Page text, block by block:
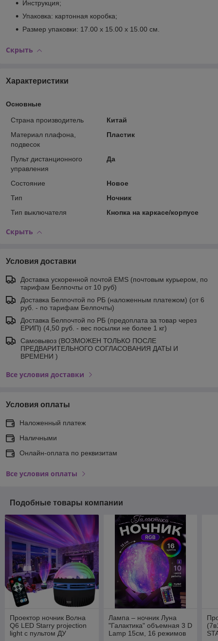
Инструкция;
Упаковка: картонная коробка;
Размер упаковки: 17.00 х 15.00 х 15.00 см.
Скрыть
Характеристики
Основные
Страна производитель
Китай
Материал плафона,
подвесок
Пластик
Пульт дистанционного
управления
Да
Состояние
Новое
Тип
Ночник
Тип выключателя
Кнопка на каркасе/корпусе
Скрыть
Условия доставки
Доставка ускоренной почтой EMS (почтовым курьером, по
тарифам Белпочты от 10 руб)
Доставка Белпочтой по РБ (наложенным платежом) (от 6
руб. - по тарифам Белпочты)
Доставка Белпочтой по РБ (предоплата за товар через
ЕРИП) (4,50 руб. - вес посылки не более 1 кг)
Самовывоз (ВОЗМОЖЕН ТОЛЬКО ПОСЛЕ
ПРЕДВАРИТЕЛЬНОГО СОГЛАСОВАНИЯ ДАТЫ И
ВРЕМЕНИ )
Все условия доставки
Условия оплаты
Наложенный платеж
Наличными
Онлайн-оплата по реквизитам
Все условия оплаты
Подобные товары компании
Проектор ночник Волна
Q6 LED Starry projection
light с пультом ДУ
Лампа – ночник Луна
"Галактика" объемная 3 D
Lamp 15см, 16 режимов